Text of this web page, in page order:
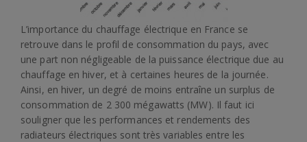
L’importance du chauffage électrique en France se
retrouve dans le profil de consommation du pays, avec
une part non négligeable de la puissance électrique due au
chauffage en hiver, et à certaines heures de la journée.
Ainsi, en hiver, un degré de moins entraîne un surplus de
consommation de 2 300 mégawatts (MW). Il faut ici
souligner que les performances et rendements des
radiateurs électriques sont très variables entre les